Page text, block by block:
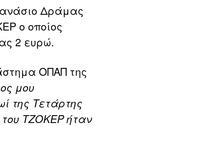
Δράμας
ο οποίος
2 ευρώ.
ΟΠΑΠ της
μου
της Τετάρτης
του ΤΖΟΚΕΡ ήταν